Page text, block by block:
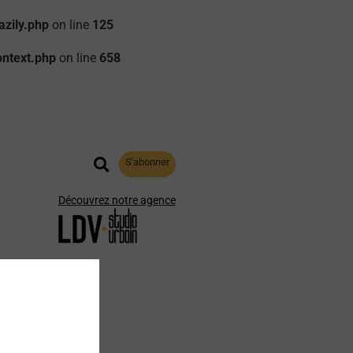
on line 125
on line 658
S'abonner
Découvrez notre agence